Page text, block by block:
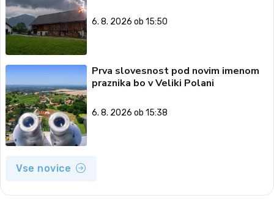
6. 8. 2026 ob 15:50
Prva slovesnost pod novim imenom
praznika bo v Veliki Polani
6. 8. 2026 ob 15:38
Vse novice